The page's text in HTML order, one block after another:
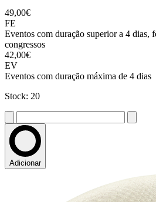
49,00€
FE
Eventos com duração superior a 4 dias,
congressos
42,00€
EV
Eventos com duração máxima de 4 dias
Stock: 20
Adicionar